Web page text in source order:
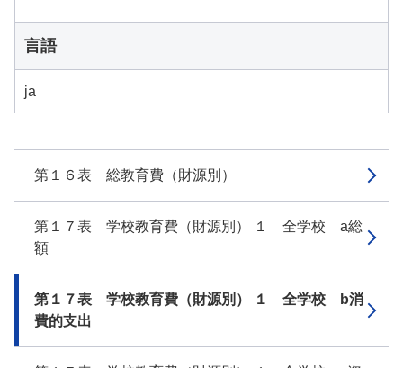
第１６表 総教育費（財源別）
第１７表 学校教育費（財源別） １ 全学校 a総
額
第１７表 学校教育費（財源別） １ 全学校 b消
費的支出
言語
ja